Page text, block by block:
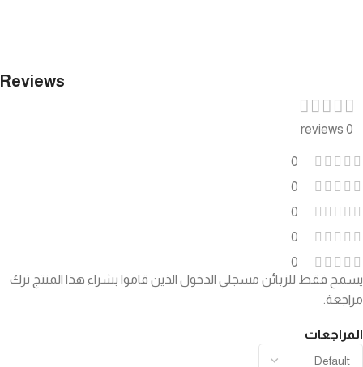
Reviews
0 reviews
0
0
0
0
0
المراجعات
يسمح فقط للزبائن مسجلي الدخول الذين قاموا بشراء هذا المنتج ترك
مراجعة.